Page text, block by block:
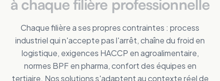
à chaque filière professionnelle
Chaque filière a ses propres contraintes : process
industriel qui n'accepte pas l'arrêt, chaîne du froid en
logistique, exigences HACCP en agroalimentaire,
normes BPF en pharma, confort des équipes en
tertiaire. Nos solutions s'adaptent au contexte réel de